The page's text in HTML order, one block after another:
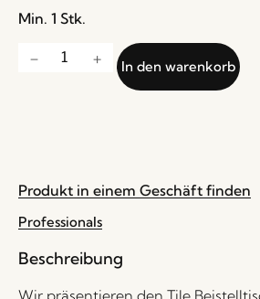
Min. 1 Stk.
In den warenkorb
Produkt in einem Geschäft finden
Professionals
Beschreibung
Wir präsentieren den Tile